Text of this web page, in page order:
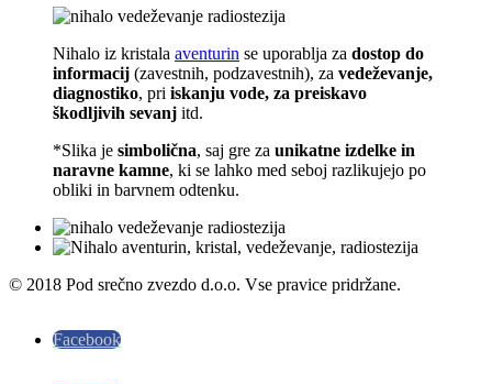
Nihalo iz kristala aventurin se uporablja za dostop do
informacij (zavestnih, podzavestnih), za vedeževanje,
diagnostiko, pri iskanju vode, za preiskavo
škodljivih sevanj itd.
*Slika je simbolična, saj gre za unikatne izdelke in
naravne kamne, ki se lahko med seboj razlikujejo po
obliki in barvnem odtenku.
© 2018 Pod srečno zvezdo d.o.o. Vse pravice pridržane.
Facebook